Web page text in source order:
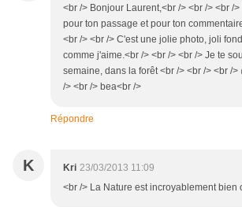
<br /> Bonjour Laurent,<br /> <br /> <br /
pour ton passage et pour ton
<br /> <br /> C'est une jolie photo, joli
comme j'aime.<br /> <br /> <br /> Je te
semaine, dans la forêt <br /> <br /> <br />
/> <br /> bea<br />
Répondre
K Kri 23/03/2013 11:09
<br /> La Nature est incroyablement bien